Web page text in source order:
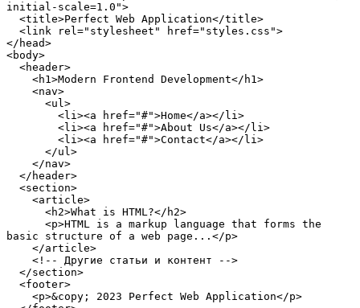
initial-scale=1.0">
  <title>Perfect Web Application</title>
  <link rel="stylesheet" href="styles.css">
</head>
<body>
  <header>
    <h1>Modern Frontend Development</h1>
    <nav>
      <ul>
        <li><a href="#">Home</a></li>
        <li><a href="#">About Us</a></li>
        <li><a href="#">Contact</a></li>
      </ul>
    </nav>
  </header>
  <section>
    <article>
      <h2>What is HTML?</h2>
basic structure of a web page...</p>
    </article>
    <!-- Другие статьи и контент -->
  </section>
  <footer>
    <p>&copy; 2023 Perfect Web Application</p>